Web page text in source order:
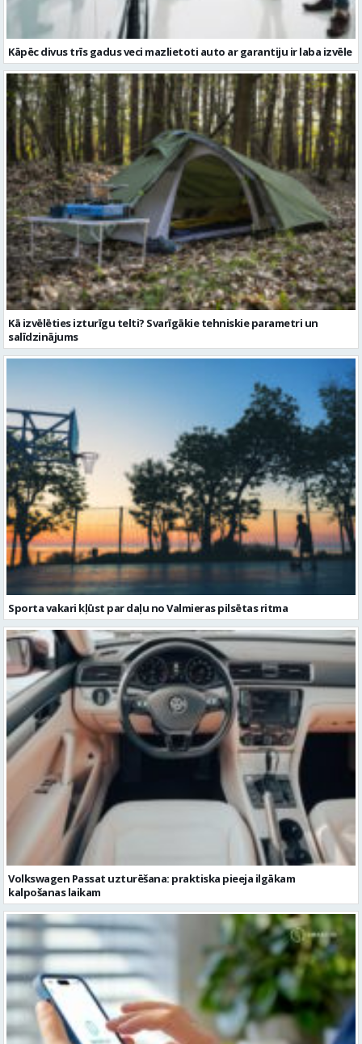
Kā izvēlēties izturīgu telti? Svarīgākie tehniskie parametri un
salīdzinājums
Sporta vakari kļūst par daļu no Valmieras pilsētas ritma
Volkswagen Passat uzturēšana: praktiska pieeja ilgākam
kalpošanas laikam